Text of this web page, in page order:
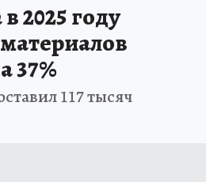
2025 году
37%
117 тысяч